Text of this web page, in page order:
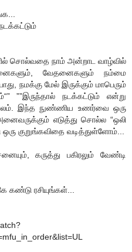
சொல்வதை நாம் அன்றாட வாழ்வில்
வேதனைகளும் நம்மை
நமக்கு மேல் இருக்கும் மாபெரும்
””இருந்தால் நடக்கட்டும் என்று
இந்த நுண்ணிய உணர்வை ஒரு
எடுத்து சொல்ல “ஒலி
குறுங்கவிதை வடித்துள்ளோம்...
கருத்து பகிரலும் வேண்டி
கண்டு ரசியுங்கள்...